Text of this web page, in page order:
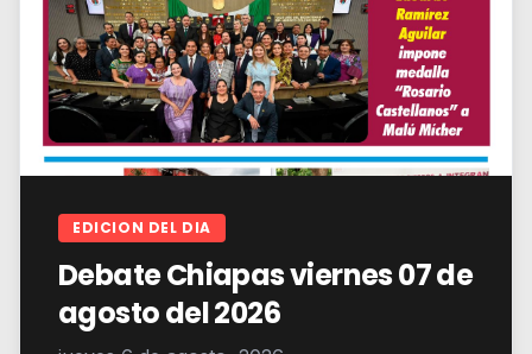
EDICION DEL DIA
Debate Chiapas viernes 07 de
agosto del 2026